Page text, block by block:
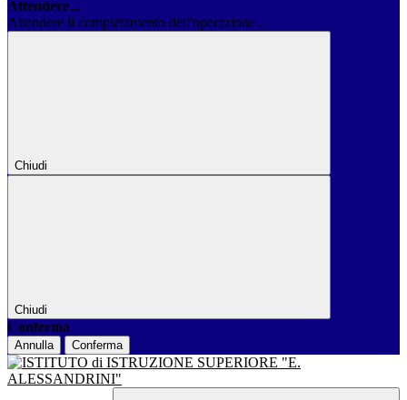
Attendere...
Attendere il completamento dell'operazione...
Chiudi
Chiudi
Conferma
Annulla Conferma